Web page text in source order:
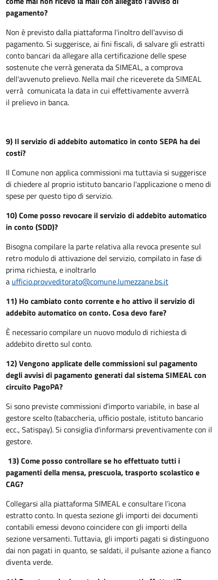
pagamento?
Non è previsto dalla piattaforma l'inoltro dell'avviso di
pagamento. Si suggerisce, ai fini fiscali, di salvare gli estratti
conto bancari da allegare alla certificazione delle spese
sostenute che verrà generata da SIMEAL, a comprova
dell'avvenuto prelievo. Nella mail che riceverete da SIMEAL
verrà comunicata la data in cui effettivamente avverrà
il prelievo in banca.
9) Il servizio di addebito automatico in conto SEPA ha dei
costi?
Il Comune non applica commissioni ma tuttavia si suggerisce
di chiedere al proprio istituto bancario l'applicazione o meno di
spese per questo tipo di servizio.
10) Come posso revocare il servizio di addebito automatico
in conto (SDD)?
Bisogna compilare la parte relativa alla revoca presente sul
retro modulo di attivazione del servizio, compilato in fase di
prima richiesta, e inoltrarlo
a ufficio.provveditorato@comune.lumezzane.bs.it
11) Ho cambiato conto corrente e ho attivo il servizio di
addebito automatico on conto. Cosa devo fare?
È necessario compilare un nuovo modulo di richiesta di
addebito diretto sul conto.
12) Vengono applicate delle commissioni sul pagamento
degli avvisi di pagamento generati dal sistema SIMEAL con
circuito PagoPA?
Si sono previste commissioni d'importo variabile, in base al
gestore scelto (tabaccheria, ufficio postale, istituto bancario
ecc., Satispay). Si consiglia d'informarsi preventivamente con il
gestore.
13) Come posso controllare se ho effettuato tutti i
pagamenti della mensa, prescuola, trasporto scolastico e
CAG?
Collegarsi alla piattaforma SIMEAL e consultare l’icona
estratto conto. In questa sezione gli importi dei documenti
contabili emessi devono coincidere con gli importi della
sezione versamenti. Tuttavia, gli importi pagati si distinguono
dai non pagati in quanto, se saldati, il pulsante azione a fianco
diventa verde.